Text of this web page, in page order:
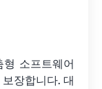
소프트웨어
장합니다. 대